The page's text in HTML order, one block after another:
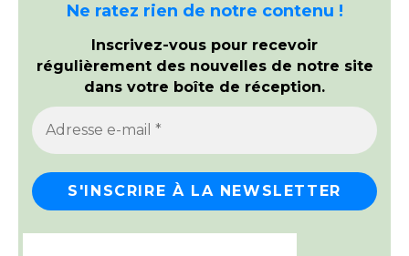
Ne ratez rien de notre contenu !
Inscrivez-vous pour recevoir
régulièrement des nouvelles de notre site
dans votre boîte de réception.